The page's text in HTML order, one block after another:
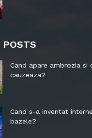
POSTS
Cand apare ambrozia si
cauzeaza?
Cand s-a inventat
bazele?